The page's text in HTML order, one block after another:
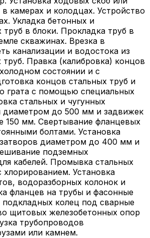
камерах и колодцах. Устройство
Укладка бетонных и
труб в блоки. Прокладка труб в
скважинах. Врезка в
канализации и водостока из
труб. Правка (калибровка) концов
состоянии и с
концов стальных труб и
грата с помощью специальных
стальных и чугунных
диаметром до 500 мм и задвижек
150 мм. Свертывание фланцевых
болтами. Установка
диаметром до 400 мм и
подземных
кабелей. Промывка стальных
хлорированием. Установка
водоразборных колонок и
фланцев на трубы и фасонные
подкладных колец под сварные
щитовых железобетонных опор
трубопроводов
или камнем.